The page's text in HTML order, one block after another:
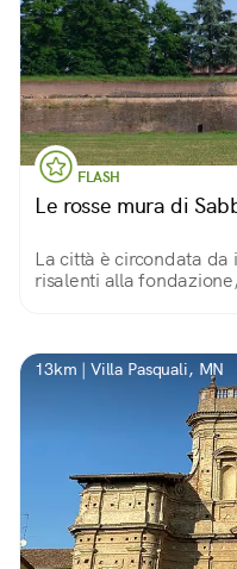
FLASH
Le rosse mura di
La città è circondata
risalenti alla
13km | Villa Pasquali, MN